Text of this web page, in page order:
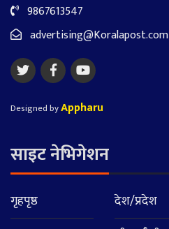
9867613547
advertising@Koralapost.com
Designed byAppharu
साइट नेभिगेशन
गृहपृष्ठ
देश/प्रदेश